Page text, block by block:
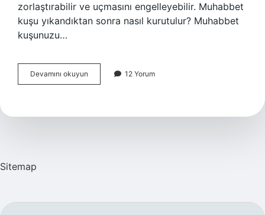
zorlaştırabilir ve uçmasını engelleyebilir. Muhabbet
kuşu yıkandıktan sonra nasıl kurutulur? Muhabbet
kuşunuzu…
Devamını okuyun Muhabbet
Kuşu
Ölür
12 Yorum
Sitemap